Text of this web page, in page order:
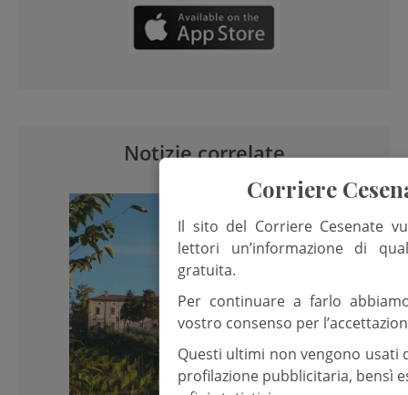
Notizie correlate
Corriere
Il sito del Corriere Cesenate
lettori un’informazione di
gratuita.
Per continuare a farlo
vostro consenso per
Questi ultimi non vengono usati
profilazione pubblicitaria, bensì